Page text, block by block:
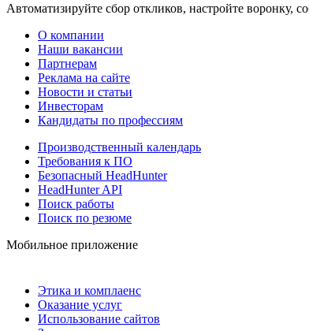
Автоматизируйте сбор откликов, настройте воронку,
О компании
Наши вакансии
Партнерам
Реклама на сайте
Новости и статьи
Инвесторам
Кандидаты по профессиям
Производственный календарь
Требования к ПО
Безопасный HeadHunter
HeadHunter API
Поиск работы
Поиск по резюме
Мобильное приложение
Этика и комплаенс
Оказание услуг
Использование сайтов